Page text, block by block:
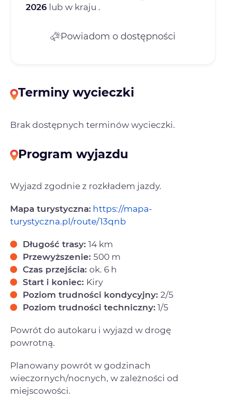
2026 lub w kraju .
Powiadom o dostępności
Terminy wycieczki
Brak dostępnych terminów wycieczki.
Program wyjazdu
Wyjazd zgodnie z rozkładem jazdy.
Mapa turystyczna: https://mapa-
turystyczna.pl/route/13qnb
Długość trasy: 14 km
Przewyższenie: 500 m
Czas przejścia: ok. 6 h
Start i koniec: Kiry
Poziom trudności kondycyjny: 2/5
Poziom trudności techniczny: 1/5
Powrót do autokaru i wyjazd w drogę
powrotną.
Planowany powrót w godzinach
wieczornych/nocnych, w zależności od
miejscowości.